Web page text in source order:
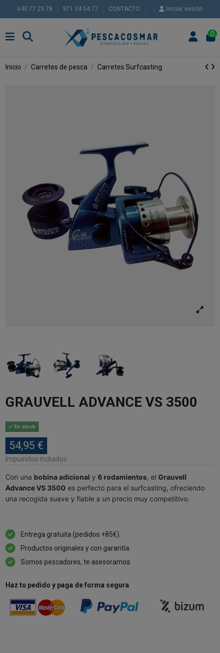
640 77 25 78 971 34 54 77 CONTACTO Iniciar sesión
0
Inicio Carretes de pesca Carretes Surfcasting
GRAUVELL ADVANCE VS 3500
En stock
54,95 €
Impuestos incluidos
Con una bobina adicional y 6 rodamientos, el Grauvell
Advance VS 3500 es perfecto para el surfcasting, ofreciendo
una recogida suave y fiable a un precio muy competitivo.
Entrega gratuita (pedidos +85€).
Productos originales y con garantía.
Somos pescadores, te asesoramos.
Haz tu pedido y paga de forma segura